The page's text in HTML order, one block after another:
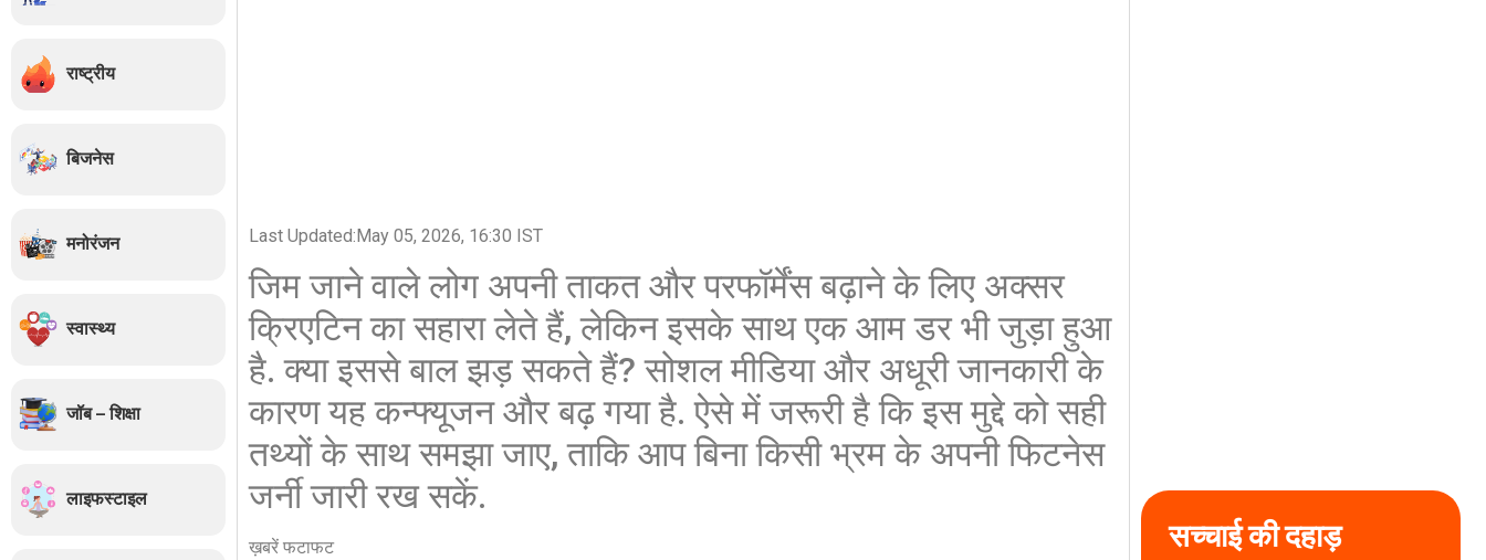
राष्ट्रीय
बिजनेस
मनोरंजन
स्वास्थ्य
जॉब – शिक्षा
लाइफस्टाइल
Last Updated:May 05, 2026, 16:30 IST
जिम जाने वाले लोग अपनी ताकत और परफॉर्मेंस बढ़ाने के लिए अक्सर
क्रिएटिन का सहारा लेते हैं, लेकिन इसके साथ एक आम डर भी जुड़ा हुआ
है. क्या इससे बाल झड़ सकते हैं? सोशल मीडिया और अधूरी जानकारी के
कारण यह कन्फ्यूजन और बढ़ गया है. ऐसे में जरूरी है कि इस मुद्दे को सही
तथ्यों के साथ समझा जाए, ताकि आप बिना किसी भ्रम के अपनी फिटनेस
जर्नी जारी रख सकें.
ख़बरें फटाफट सच्चाई की दहाड़